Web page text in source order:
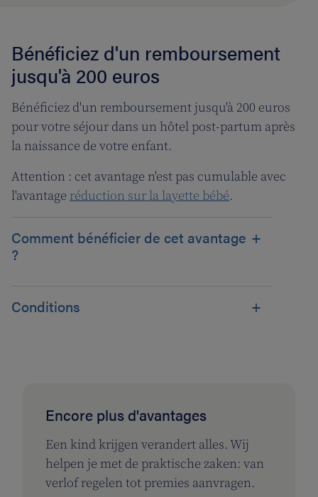
Bénéficiez d'un remboursement
jusqu'à 200 euros
Bénéficiez d'un remboursement jusqu'à 200 euros
pour votre séjour dans un hôtel post-partum après
la naissance de votre enfant.
Attention : cet avantage n'est pas cumulable avec
l'avantage réduction sur la layette bébé.
Comment bénéficier de cet avantage
?
Conditions
Encore plus d'avantages
Een kind krijgen verandert alles. Wij
helpen je met de praktische zaken: van
verlof regelen tot premies aanvragen.